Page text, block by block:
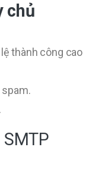
chủ
thành công cao
spam.